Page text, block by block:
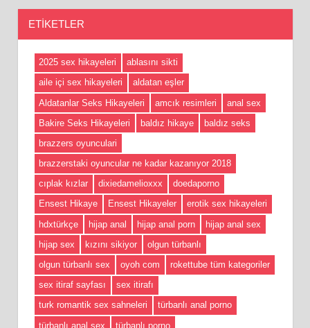
ETIKETLER
2025 sex hikayeleri
ablasını sikti
aile içi sex hikayeleri
aldatan eşler
Aldatanlar Seks Hikayeleri
amcık resimleri
anal sex
Bakire Seks Hikayeleri
baldız hikaye
baldız seks
brazzers oyunculari
brazzerstaki oyuncular ne kadar kazanıyor 2018
cıplak kızlar
dixiedamelioxxx
doedaporno
Ensest Hikaye
Ensest Hikayeler
erotik sex hikayeleri
hdxtürkçe
hijap anal hijap anal porn
hijap anal sex
hijap sex
kızını sikiyor
olgun türbanlı
olgun türbanlı sex
oyoh com
rokettube tüm kategoriler
sex itiraf sayfası
sex itirafı
turk romantik sex sahneleri
türbanlı anal porno
türbanlı anal sex
türbanlı porno